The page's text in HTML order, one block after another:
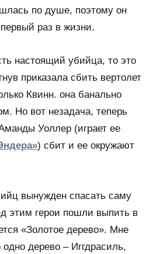
по душе, поэтому он
раз в жизни.
настоящий убийца, то это
приказала сбить вертолет
Квинн. она банально
Но вот незадача, теперь
Уоллер (играет ее
) сбит и ее окружают
вынужден спасать саму
этим герои пошли выпить в
«Золотое дерево». Мне
дерево – Иггдрасиль,